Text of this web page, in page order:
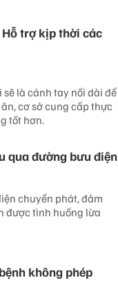
Hỗ trợ kịp thời các
sẽ là cánh tay nối dài để
cơ sở cung cấp thực
tốt hơn.
qua đường bưu điện
chuyển phát, đảm
được tình huống lừa
không phép